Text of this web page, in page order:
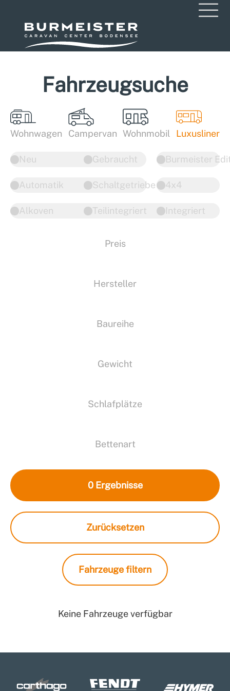
Fahrzeugsuche
Wohnwagen Campervan Wohnmobil Luxusliner
Neu Gebraucht
4x4
Automatik Schaltgetriebe
Burmeister
Alkoven Teilintegriert Integriert
Preis
Hersteller
Baureihe
Gewicht
Schlafplätze
Bettenart
0 Ergebnisse
Zurücksetzen
Fahrzeuge filtern
Keine Fahrzeuge verfügbar